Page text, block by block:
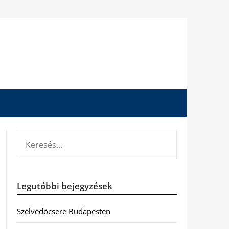
Legutóbbi bejegyzések
Szélvédőcsere Budapesten